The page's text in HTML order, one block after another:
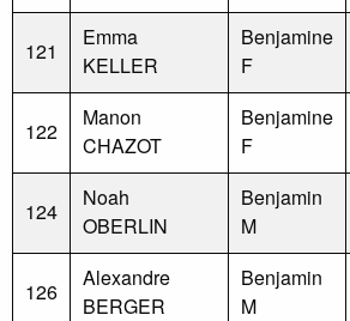
121
Emma
KELLER
Benjamine
F
122
Manon
CHAZOT
Benjamine
F
124
Noah
OBERLIN
Benjamin
M
126
Alexandre
BERGER
Benjamin
M